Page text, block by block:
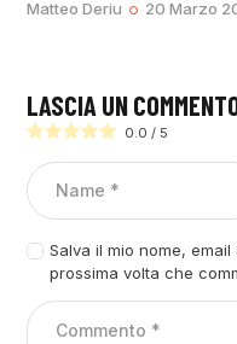
Matteo Deriu 20 Marzo
LASCIA UN
0.0 / 5
Salva il mio nome,
prossima volta che